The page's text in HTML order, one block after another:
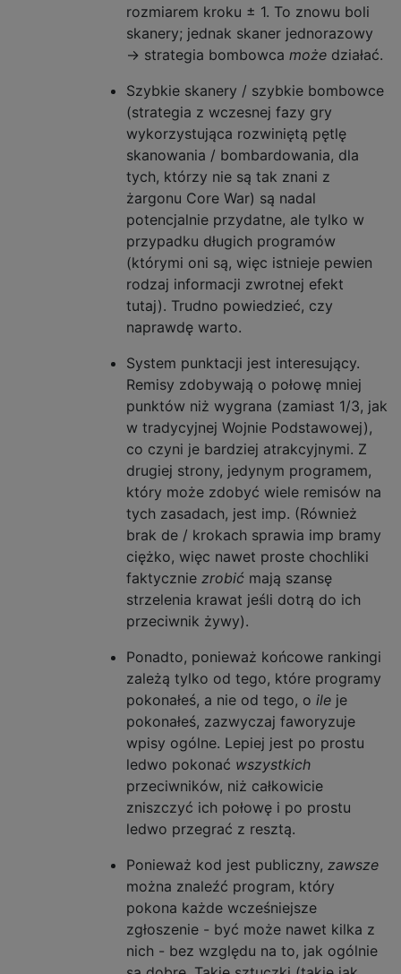
rozmiarem kroku ± 1. To znowu boli
skanery; jednak skaner jednorazowy
→ strategia bombowca może działać.
Szybkie skanery / szybkie bombowce
(strategia z wczesnej fazy gry
wykorzystująca rozwiniętą pętlę
skanowania / bombardowania, dla
tych, którzy nie są tak znani z
żargonu Core War) są nadal
potencjalnie przydatne, ale tylko w
przypadku długich programów
(którymi oni są, więc istnieje pewien
rodzaj informacji zwrotnej efekt
tutaj). Trudno powiedzieć, czy
naprawdę warto.
System punktacji jest interesujący.
Remisy zdobywają o połowę mniej
punktów niż wygrana (zamiast 1/3, jak
w tradycyjnej Wojnie Podstawowej),
co czyni je bardziej atrakcyjnymi. Z
drugiej strony, jedynym programem,
który może zdobyć wiele remisów na
tych zasadach, jest imp. (Również
brak de / krokach sprawia imp bramy
ciężko, więc nawet proste chochliki
faktycznie zrobić mają szansę
strzelenia krawat jeśli dotrą do ich
przeciwnik żywy).
Ponadto, ponieważ końcowe rankingi
zależą tylko od tego, które programy
pokonałeś, a nie od tego, o ile je
pokonałeś, zazwyczaj faworyzuje
wpisy ogólne. Lepiej jest po prostu
ledwo pokonać wszystkich
przeciwników, niż całkowicie
zniszczyć ich połowę i po prostu
ledwo przegrać z resztą.
Ponieważ kod jest publiczny, zawsze
można znaleźć program, który
pokona każde wcześniejsze
zgłoszenie - być może nawet kilka z
nich - bez względu na to, jak ogólnie